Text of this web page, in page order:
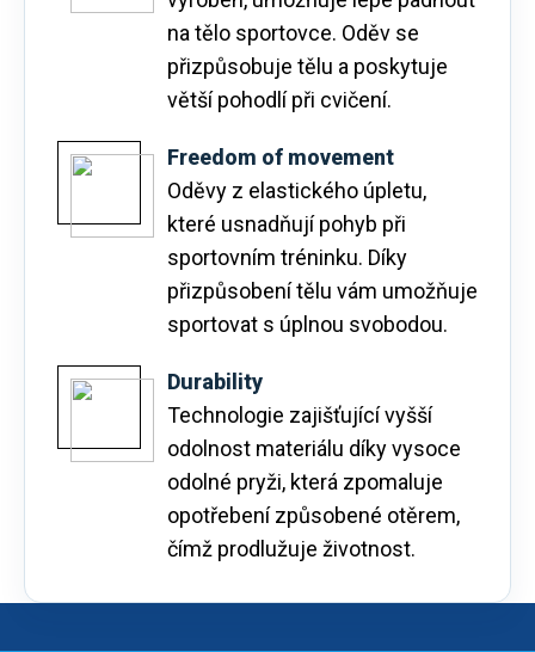
na tělo sportovce. Oděv se
přizpůsobuje tělu a poskytuje
větší pohodlí při cvičení.
Freedom of movement
Oděvy z elastického úpletu,
které usnadňují pohyb při
sportovním tréninku. Díky
přizpůsobení tělu vám umožňuje
sportovat s úplnou svobodou.
Durability
Technologie zajišťující vyšší
odolnost materiálu díky vysoce
odolné pryži, která zpomaluje
opotřebení způsobené otěrem,
čímž prodlužuje životnost.